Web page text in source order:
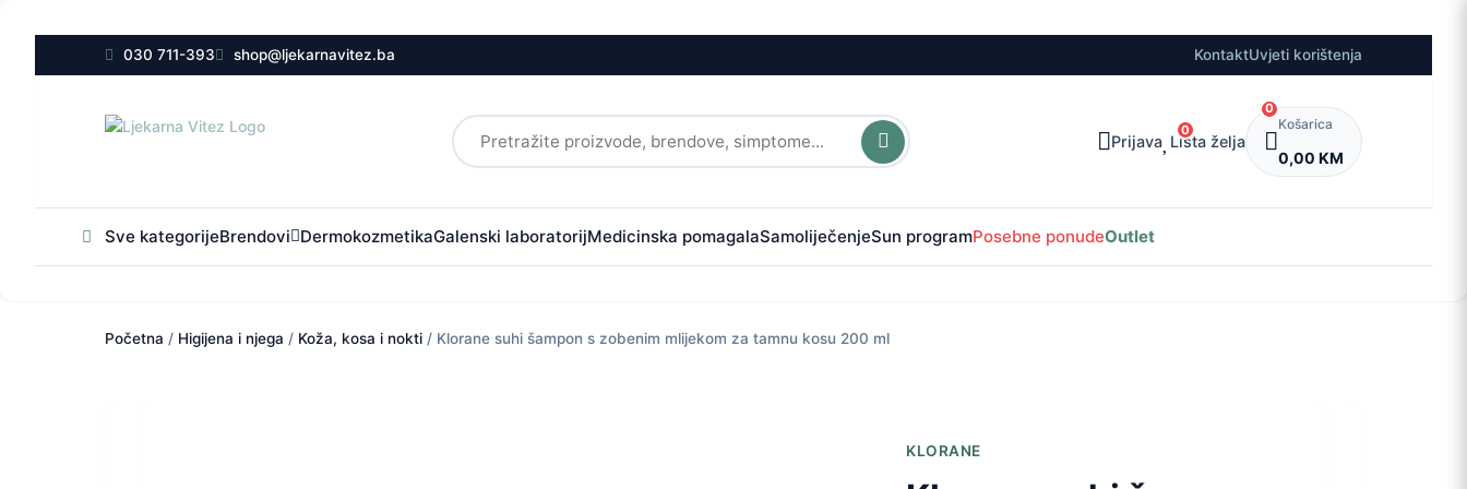
030 711-393 shop@ljekarnavitez.ba KontaktUvjeti korištenja
Prijava
0
Lista želja
0
Košarica
0,00 KM
Sve kategorijeBrendovi DermokozmetikaGalenski laboratorijMedicinska pomagalaSamoliječenjeSun programPosebne ponudeOutlet
Početna / Higijena i njega / Koža, kosa i nokti / Klorane suhi šampon s zobenim mlijekom za tamnu kosu 200 ml
KLORANE